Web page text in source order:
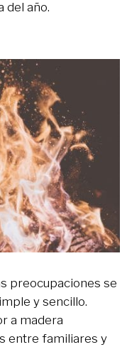
del año.
preocupaciones se
y sencillo.
a madera
entre familiares y